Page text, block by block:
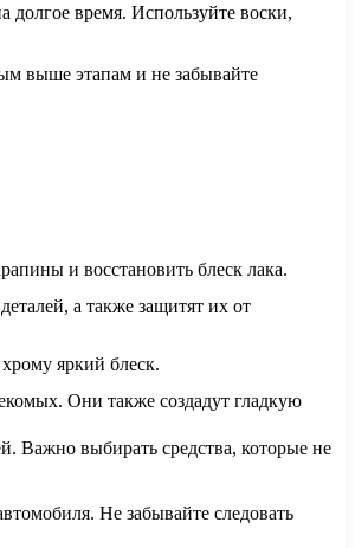
долгое время. Используйте воски,
выше этапам и не забывайте
и восстановить блеск лака.
а также защитят их от
яркий блеск.
Они также создадут гладкую
Важно выбирать средства, которые не
Не забывайте следовать